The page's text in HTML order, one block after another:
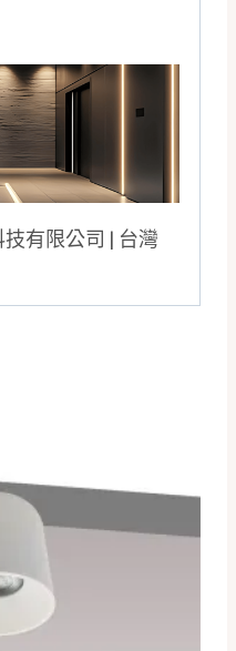
有限公司 | 台灣